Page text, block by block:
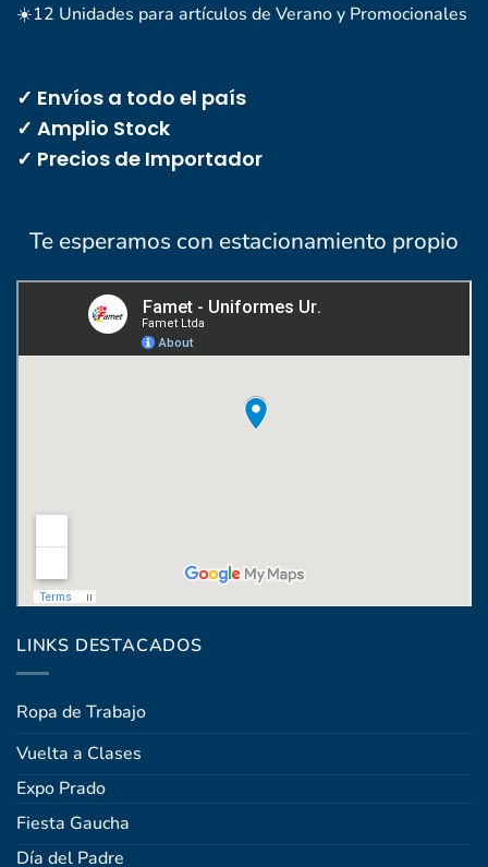
☀️12 Unidades para artículos de Verano y Promocionales
✓ Envíos a todo el país
✓ Amplio Stock
✓ Precios de Importador
Te esperamos con estacionamiento propio
Coronel Raíz 1322, esq. Máximo Santos
LINKS DESTACADOS
Ropa de Trabajo
Vuelta a Clases
Expo Prado
Fiesta Gaucha
Día del Padre